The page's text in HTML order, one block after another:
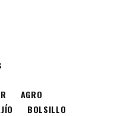
AGRO
BOLSILLO